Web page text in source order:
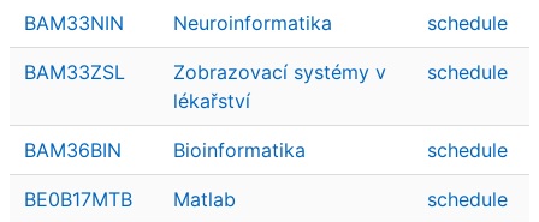
BAM33NIN Neuroinformatika schedule
BAM33ZSL
Zobrazovací systémy v
lékařství
schedule
BAM36BIN Bioinformatika schedule
BE0B17MTB Matlab schedule